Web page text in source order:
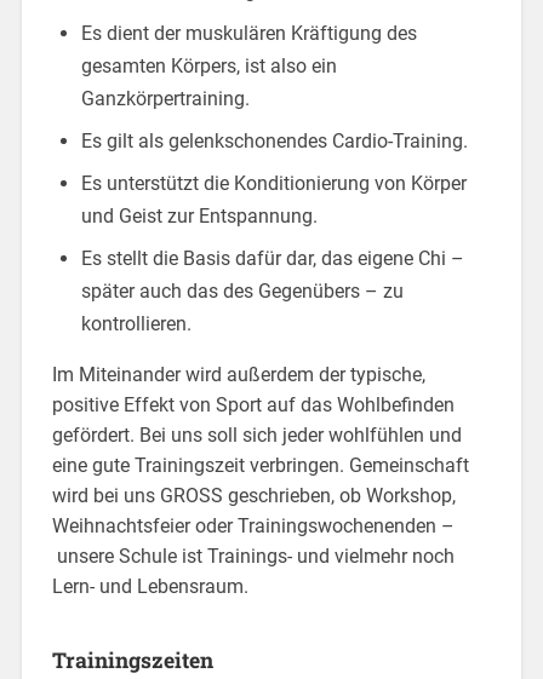
Es dient der muskulären Kräftigung des
gesamten Körpers, ist also ein
Ganzkörpertraining.
Es gilt als gelenkschonendes Cardio-Training.
Es unterstützt die Konditionierung von Körper
und Geist zur Entspannung.
Es stellt die Basis dafür dar, das eigene Chi –
später auch das des Gegenübers – zu
kontrollieren.
Im Miteinander wird außerdem der typische,
positive Effekt von Sport auf das Wohlbefinden
gefördert. Bei uns soll sich jeder wohlfühlen und
eine gute Trainingszeit verbringen. Gemeinschaft
wird bei uns GROSS geschrieben, ob Workshop,
Weihnachtsfeier oder Trainingswochenenden –
unsere Schule ist Trainings- und vielmehr noch
Lern- und Lebensraum.
Trainingszeiten